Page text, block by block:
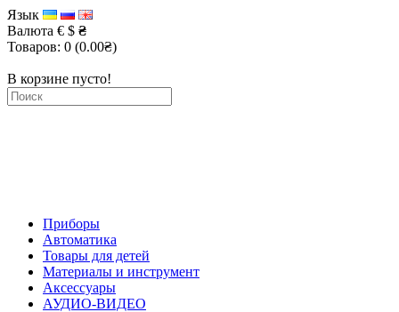
Язык
Валюта € $ ₴
Товаров: 0 (0.00₴)
В корзине пусто!
Приборы
Автоматика
Товары для детей
Материалы и инструмент
Аксессуары
АУДИО-ВИДЕО